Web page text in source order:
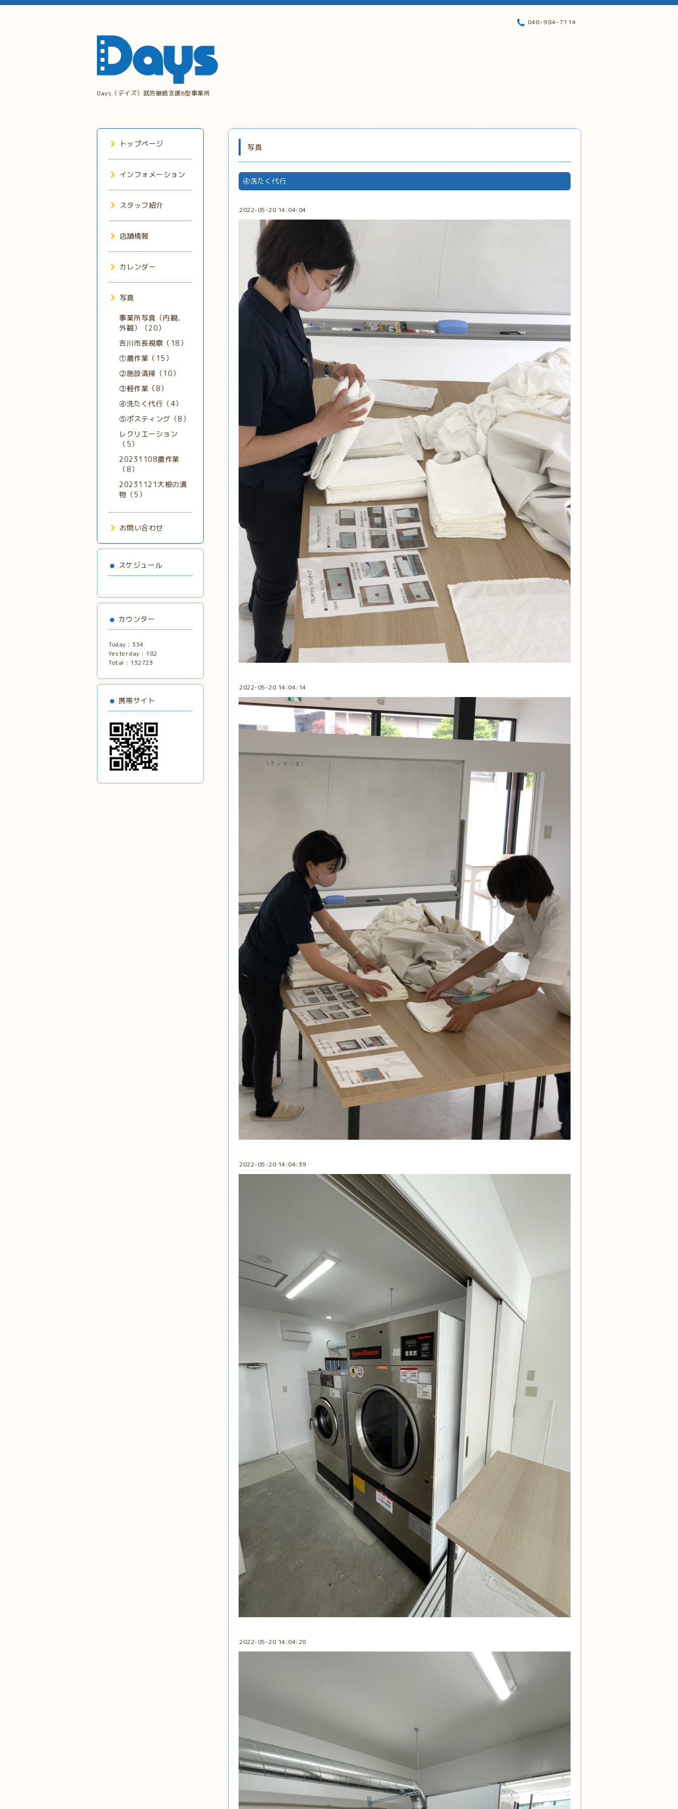
Days（デイズ）就労継続支援B型事業所
048-984-7114
写真
④洗たく代行
2022-05-20 14:04:04
2022-05-20 14:04:14
2022-05-20 14:04:39
2022-05-20 14:04:28
トップページ
インフォメーション
スタッフ紹介
店舗情報
カレンダー
写真
事業所写真（内観、
外観）（20）
吉川市長視察（18）
①農作業（15）
②施設清掃（10）
③軽作業（8）
④洗たく代行（4）
⑤ポスティング（8）
レクリエーション
（5）
20231108農作業
（8）
20231121大根の漬
物（5）
お問い合わせ
スケジュール
カウンター
Today : 334
Yesterday : 182
Total : 132723
携帯サイト